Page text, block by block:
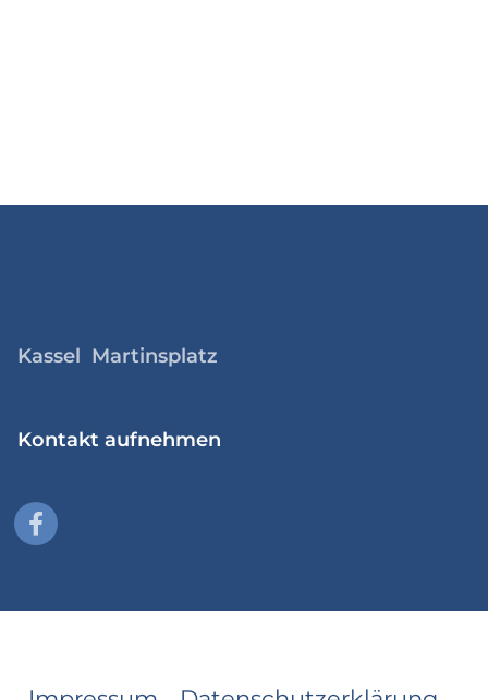
Kassel Martinsplatz
Kontakt aufnehmen